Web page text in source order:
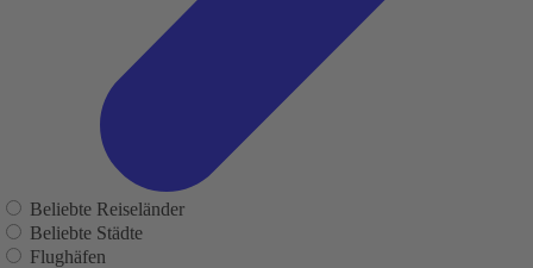
Beliebte Reiseländer
Beliebte Städte
Flughäfen